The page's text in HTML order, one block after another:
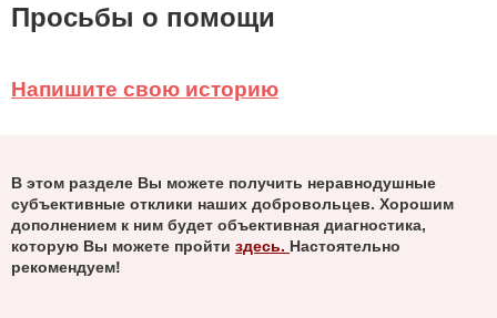
Просьбы о помощи
Напишите свою историю
В этом разделе Вы можете получить неравнодушные
субъективные отклики наших добровольцев. Хорошим
дополнением к ним будет объективная диагностика,
которую Вы можете пройти здесь. Настоятельно
рекомендуем!